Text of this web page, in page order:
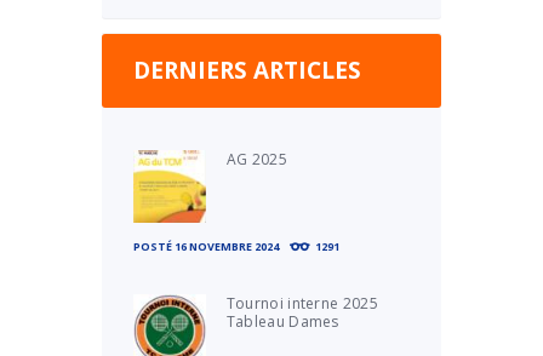
DERNIERS ARTICLES
AG 2025
POSTÉ 16 NOVEMBRE 2024 1291
Tournoi interne 2025
Tableau Dames